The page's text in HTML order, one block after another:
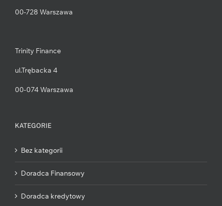
00-728 Warszawa
Trinity Finance
ul.Trębacka 4
00-074 Warszawa
KATEGORIE
Bez kategorii
Doradca Finansowy
Doradca kredytowy